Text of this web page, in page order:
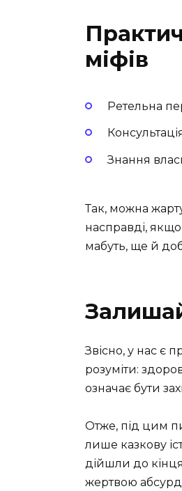
міфів
Ретельна
Знання
Так, можна
насправді,
мабуть, ще й
Звісно, у нас є
розуміти:
означає бути
Отже, під цим
лише казкову
дійшли до
жертвою